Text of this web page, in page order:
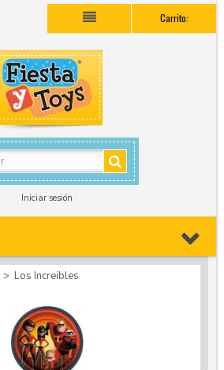
Carrito:
Iniciar sesión
> Los Increibles